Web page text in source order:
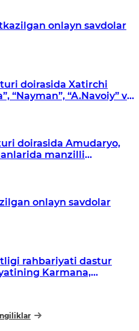
onlayn savdolar
doirasida Xatirchi
“Nayman”, “A.Navoiy” va
doirasida Amudaryo,
manzilli
onlayn savdolar
rahbariyati dastur
Karmana,